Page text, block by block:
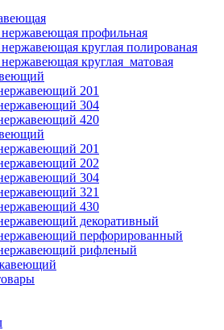
нержавеющая профильная
круглая полированая
круглая матовая
201
304
420
201
202
304
321
430
декоративный
перфорированный
рифленый